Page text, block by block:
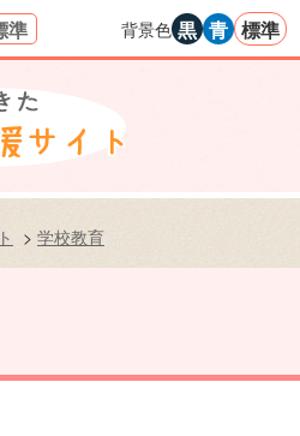
くする
準
字の大きさをもとの大きさに戻す
背景色 黒
背景色の変更
青
背景色の
標準
背景
> 学校教育